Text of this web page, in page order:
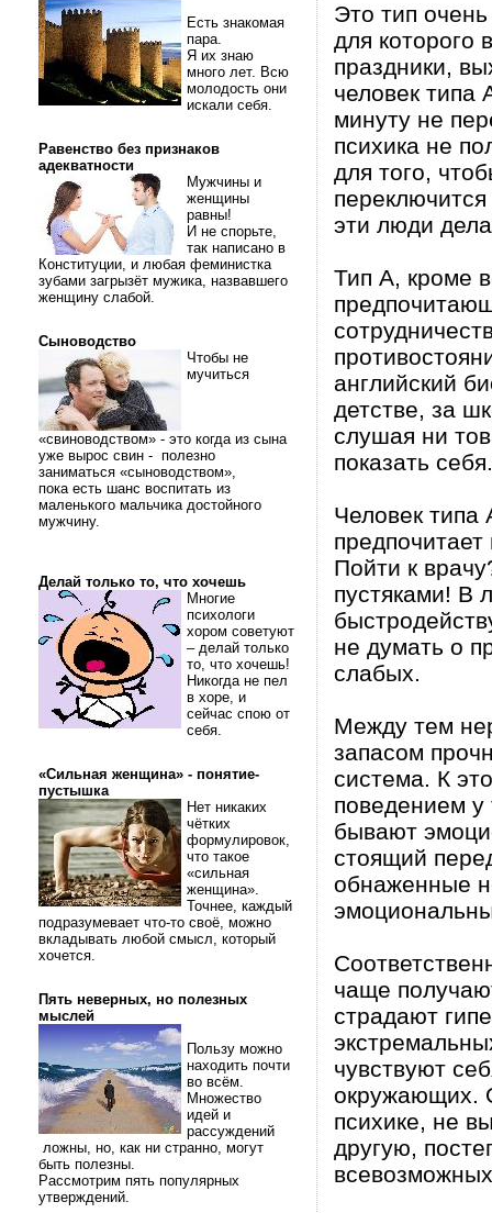
Есть знакомая
пара.
Я их знаю
много лет. Всю
молодость они
искали себя.
Равенство без признаков
адекватности
Мужчины и
женщины
равны!
И не спорьте,
так написано в
Конституции, и любая феминистка
зубами загрызёт мужика, назвавшего
женщину слабой.
Сыноводство
Чтобы не
мучиться
«свиноводством» - это когда из сына
уже вырос свин - полезно
заниматься «сыноводством»,
пока есть шанс воспитать из
маленького мальчика достойного
мужчину.
Делай только то, что хочешь
Многие
психологи
хором советуют
– делай только
то, что хочешь!
Никогда не пел
в хоре, и
сейчас спою от
себя.
«Сильная женщина» - понятие-
пустышка
Нет никаких
чётких
формулировок,
что такое
«сильная
женщина».
Точнее, каждый
подразумевает что-то своё, можно
вкладывать любой смысл, который
хочется.
Пять неверных, но полезных
мыслей
Пользу можно
находить почти
во всём.
Множество
идей и
рассуждений
ложны, но, как ни странно, могут
быть полезны.
Рассмотрим пять популярных
утверждений.
Это тип
для которого
праздники,
человек типа
минуту не
психика не
для того,
эти люди
Тип А, кроме
английский
детстве, за
слушая ни
показать себя.
Человек типа
Пойти к
пустяками! В
не думать о
слабых.
Между тем
запасом
система. К
поведением у
бывают
стоящий
обнаженные
чаще
страдают
чувствуют
окружающих.
психике, не
другую,